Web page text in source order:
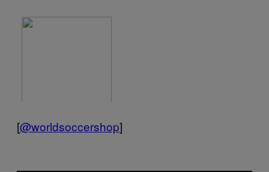
[@worldsoccershop]